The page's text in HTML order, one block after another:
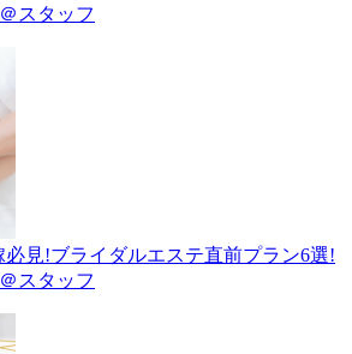
スタッフ
必見!ブライダルエステ直前プラン6選!
スタッフ